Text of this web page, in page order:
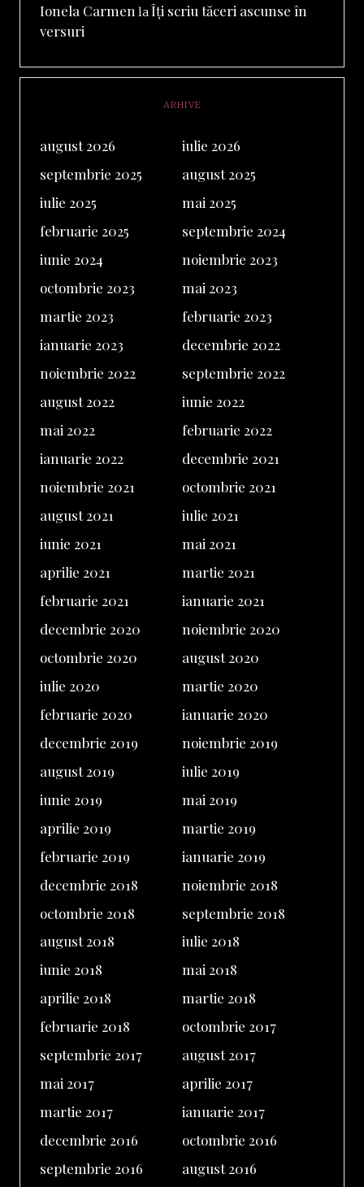
Ionela Carmen laÎți scriu tăceri ascunse în
versuri
ARHIVE
august 2026
iulie 2026
septembrie 2025
august 2025
iulie 2025
mai 2025
februarie 2025
septembrie 2024
iunie 2024
noiembrie 2023
octombrie 2023
mai 2023
martie 2023
februarie 2023
ianuarie 2023
decembrie 2022
noiembrie 2022
septembrie 2022
august 2022
iunie 2022
mai 2022
februarie 2022
ianuarie 2022
decembrie 2021
noiembrie 2021
octombrie 2021
august 2021
iulie 2021
iunie 2021
mai 2021
aprilie 2021
martie 2021
februarie 2021
ianuarie 2021
decembrie 2020
noiembrie 2020
octombrie 2020
august 2020
iulie 2020
martie 2020
februarie 2020
ianuarie 2020
decembrie 2019
noiembrie 2019
august 2019
iulie 2019
iunie 2019
mai 2019
aprilie 2019
martie 2019
februarie 2019
ianuarie 2019
decembrie 2018
noiembrie 2018
octombrie 2018
septembrie 2018
august 2018
iulie 2018
iunie 2018
mai 2018
aprilie 2018
martie 2018
februarie 2018
octombrie 2017
septembrie 2017
august 2017
mai 2017
aprilie 2017
martie 2017
ianuarie 2017
decembrie 2016
octombrie 2016
septembrie 2016
august 2016